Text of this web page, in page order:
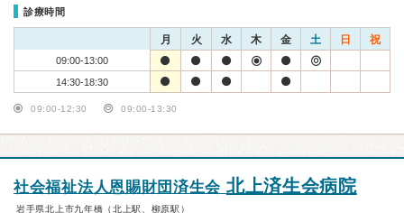
診療時間
月 火 水 木 金 土 日 祝
09:00-13:00
14:30-18:30
09:00-12:30 09:00-13:30
社会福祉法人恩賜財団済生会 北上済生会病院
岩手県北上市九年橋（北上駅、柳原駅）